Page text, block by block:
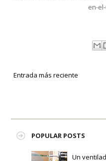
en-
Entrada más reciente
POPULAR POSTS
Un